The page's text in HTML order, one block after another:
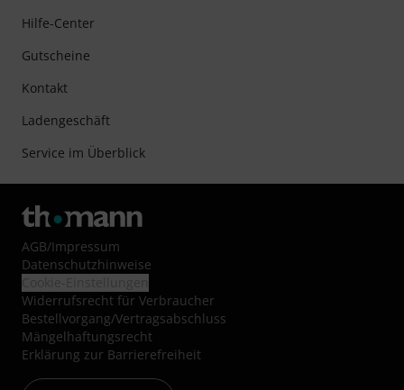
Hilfe-Center
Gutscheine
Kontakt
Ladengeschäft
Service im Überblick
AGB/Impressum
Datenschutzhinweise
Widerrufsrecht für Verbraucher
Bestellvorgang/Vertragsabschluss
Mängelhaftungsrecht
Erklärung zur Barrierefreiheit